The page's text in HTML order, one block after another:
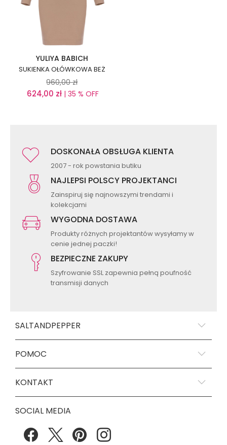
YULIYA BABICH
SUKIENKA OŁÓWKOWA BEŻ
960,00 zł
624,00 zł| 35 % OFF
DOSKONAŁA OBSŁUGA KLIENTA
2007 - rok powstania butiku
NAJLEPSI POLSCY PROJEKTANCI
Zainspiruj się najnowszymi trendami i
kolekcjami
WYGODNA DOSTAWA
Produkty różnych projektantów wysyłamy w
cenie jednej paczki!
BEZPIECZNE ZAKUPY
Szyfrowanie SSL zapewnia pełną poufność
transmisji danych
SALTANDPEPPER
POMOC
KONTAKT
SOCIAL MEDIA